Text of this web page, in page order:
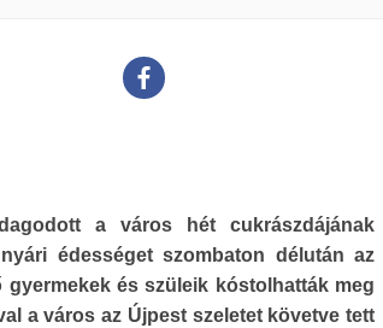
a város hét cukrászdájának
édességet szombaton délután az
és szüleik kóstolhatták meg
a város az Újpest szeletet követve tett